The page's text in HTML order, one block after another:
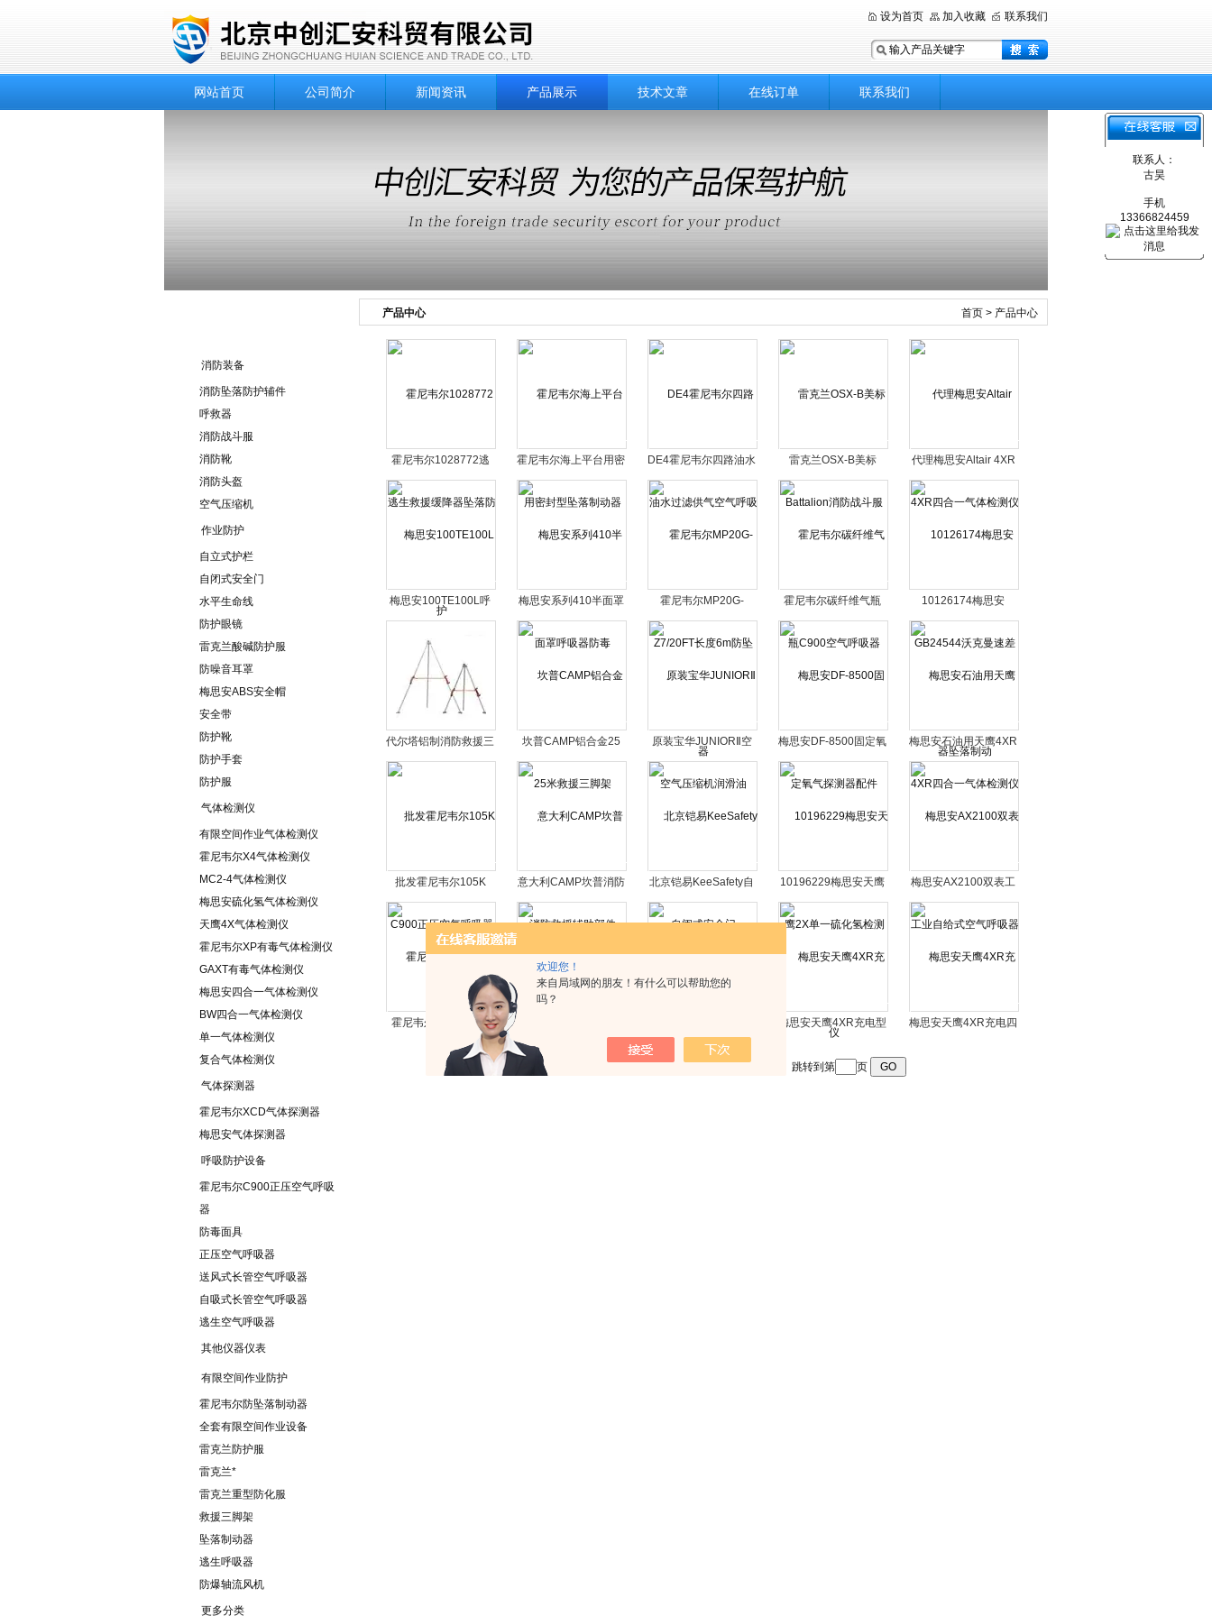
欢迎您！
来自局域网的朋友！有什么可以帮助您的
吗？
设为首页 加入收藏 联系我们
网站首页 公司简介 新闻资讯 产品展示 技术文章 在线订单 联系我们
消防装备
消防坠落防护辅件
呼救器
消防战斗服
消防靴
消防头盔
空气压缩机
作业防护
自立式护栏
自闭式安全门
水平生命线
防护眼镜
雷克兰酸碱防护服
防噪音耳罩
梅思安ABS安全帽
安全带
防护靴
防护手套
防护服
气体检测仪
有限空间作业气体检测仪
霍尼韦尔X4气体检测仪
MC2-4气体检测仪
梅思安硫化氢气体检测仪
天鹰4X气体检测仪
霍尼韦尔XP有毒气体检测仪
GAXT有毒气体检测仪
梅思安四合一气体检测仪
BW四合一气体检测仪
单一气体检测仪
复合气体检测仪
气体探测器
霍尼韦尔XCD气体探测器
梅思安气体探测器
呼吸防护设备
霍尼韦尔C900正压空气呼吸
器
防毒面具
正压空气呼吸器
送风式长管空气呼吸器
自吸式长管空气呼吸器
逃生空气呼吸器
其他仪器仪表
有限空间作业防护
霍尼韦尔防坠落制动器
全套有限空间作业设备
雷克兰防护服
雷克兰*
雷克兰重型防化服
救援三脚架
坠落制动器
逃生呼吸器
防爆轴流风机
更多分类
首页 > 产品中心
产品中心
霍尼韦尔1028772逃
生救援缓降器坠落防护
霍尼韦尔海上平台用密
封型坠落制动器
DE4霍尼韦尔四路油水
过滤供气空气呼吸
雷克兰OSX-B美标
Battalion消防战斗服
代理梅思安Altair 4XR
四合一气体检测仪
梅思安100TE100L呼
吸空气压缩机
梅思安系列410半面罩
呼吸器防毒
霍尼韦尔MP20G-
Z7/20FT长度6m防坠
器
霍尼韦尔碳纤维气瓶
C900空气呼吸器
10126174梅思安
GB24544沃克曼速差
器坠落制动
代尔塔铝制消防救援三
脚架TRA32
坎普CAMP铝合金25
米救援三脚架
原装宝华JUNIORⅡ空
气压缩机润滑油
梅思安DF-8500固定氧
气探测器配件
梅思安石油用天鹰4XR
四合一气体检测仪
批发霍尼韦尔105K
C900正压空气呼吸器
意大利CAMP坎普消防
救援辅助部件
北京铠易KeeSafety自
闭式安全门
10196229梅思安天鹰
2X单一硫化氢检测仪
梅思安AX2100双表工
业自给式空气呼吸器
霍尼韦尔升级款铝制
57/7FT救援三脚架
呼吸空气压缩机
坠落制动器
梅思安天鹰4XR充电型
梅思安天鹰4XR充电四
共 1578 条记录，当前 13 / 64 页
跳转到第 页
联系人：
古昊
手机
13366824459